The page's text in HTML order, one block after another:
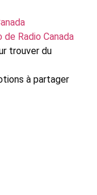
de Radio Canada
trouver du
à partager